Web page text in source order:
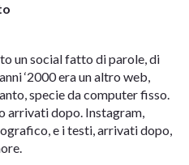
un social fatto di parole, di
‘2000 era un altro web,
specie da computer fisso.
arrivati dopo. Instagram,
e i testi, arrivati dopo,